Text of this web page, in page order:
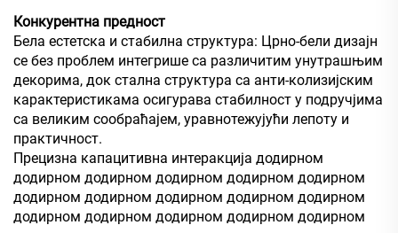
Конкурентна предност
Бела естетска и стабилна структура: Црно-бели дизајн
се без проблем интегрише са различитим унутрашњим
декорима, док стална структура са анти-колизијским
карактеристикама осигурава стабилност у подручјима
са великим сообраћајем, уравнотежујући лепоту и
практичност.
Прецизна капацитивна интеракција додирном
додирном додирном додирном додирном додирном
додирном додирном додирном додирном додирном
додирном додирном додирном додирном додирном